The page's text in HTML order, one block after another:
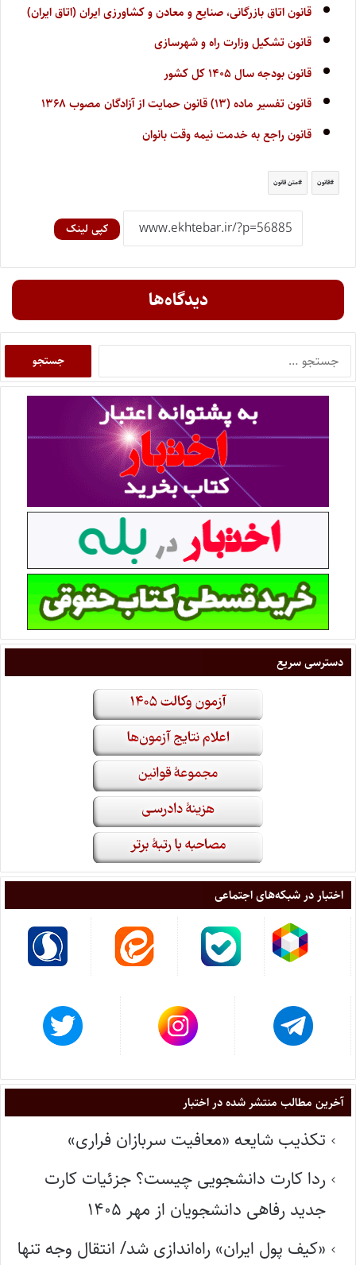
قانون اتاق بازرگانی، صنایع و معادن و کشاورزی ایران (اتاق ایران)
قانون تشکیل وزارت راه و شهرسازی
قانون بودجه سال ۱۴۰۵ کل کشور
قانون تفسیر ماده (۱۳) قانون حمایت از آزادگان مصوب ۱۳۶۸
قانون راجع به خدمت نیمه وقت بانوان
قانون متن قانون
کپی لینک
دیدگاه‌ها
دسترسی سریع
اختبار در شبکه‌های اجتماعی
آخرین مطالب منتشر شده در اختبار
تکذیب شایعه «معافیت سربازان فراری»
ردا کارت دانشجویی چیست؟ جزئیات کارت
جدید رفاهی دانشجویان از مهر ۱۴۰۵
«کیف پول ایران» راه‌اندازی شد/ انتقال وجه تنها